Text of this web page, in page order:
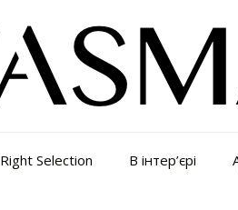
Right Selection В інтер’єрі